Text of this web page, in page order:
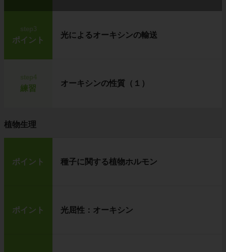
step3
ポイント
光によるオーキシンの輸送
練習
オーキシンの性質（１）
植物生理
ポイント 種子に関する植物ホルモン
ポイント 光屈性：オーキシン